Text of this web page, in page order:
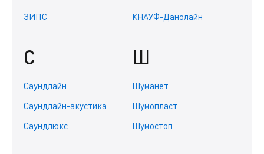
ЗИПС КНАУФ-Данолайн
С
Саундлайн
Саундлайн-акустика
Саундлюкс
Ш
Шуманет
Шумопласт
Шумостоп